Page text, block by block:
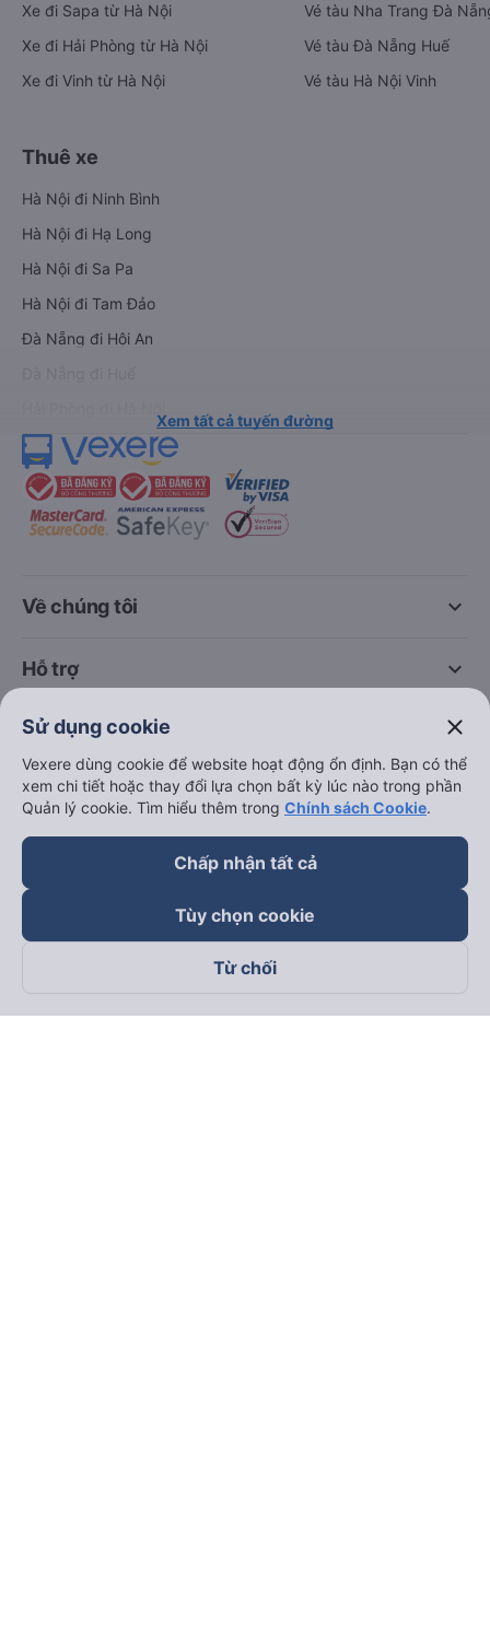
Xe đi Sapa từ Hà Nội
Xe đi Hải Phòng từ Hà Nội
Xe đi Vinh từ Hà Nội
Vé tàu Nha Trang Đà
Vé tàu Đà Nẵng Huế
Vé tàu Hà Nội Vinh
Thuê xe
Hà Nội đi Ninh Bình
Hà Nội đi Hạ Long
Hà Nội đi Sa Pa
Hà Nội đi Tam Đảo
Đà Nẵng đi Hội An
Xem tất cả tuyến đường
keyboard_arrow_down
Về chúng tôi
keyboard_arrow_down
Hỗ trợ
keyboard_arrow_down
Trở thành đối tác
Đối tác thanh toán
Sử dụng cookie close
Vexere dùng cookie để website hoạt động ổn định. Bạn có thể
xem chi tiết hoặc thay đổi lựa chọn bất kỳ lúc nào trong phần
Quản lý cookie. Tìm hiểu thêm trong Chính sách Cookie.
Chấp nhận tất cả
Tùy chọn cookie
Từ chối